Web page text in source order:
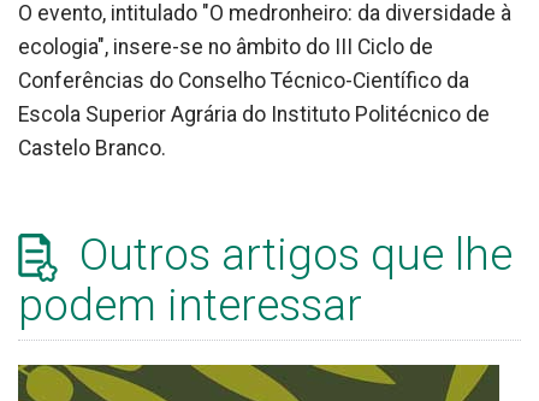
O evento, intitulado "O medronheiro: da diversidade à
ecologia", insere-se no âmbito do III Ciclo de
Conferências do Conselho Técnico-Científico da
Escola Superior Agrária do Instituto Politécnico de
Castelo Branco.
Outros artigos que lhe
podem interessar